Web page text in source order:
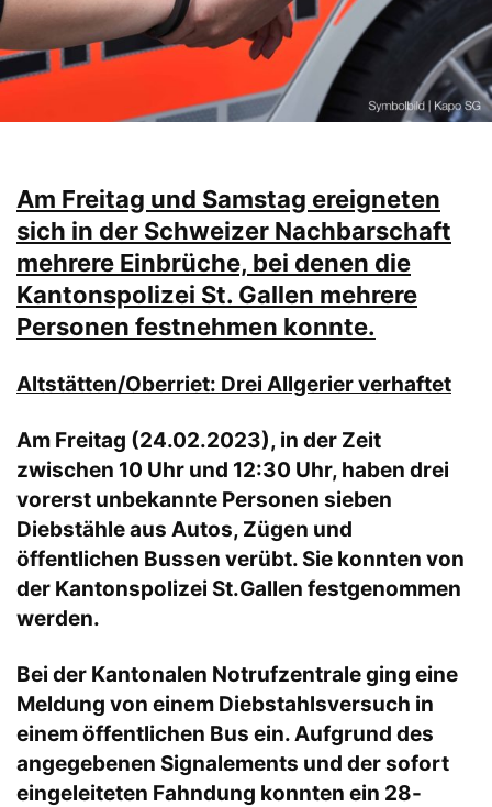
Am Freitag und Samstag ereigneten
sich in der Schweizer Nachbarschaft
mehrere Einbrüche, bei denen die
Kantonspolizei St. Gallen mehrere
Personen festnehmen konnte.
Altstätten/Oberriet: Drei Allgerier verhaftet
Am Freitag (24.02.2023), in der Zeit
zwischen 10 Uhr und 12:30 Uhr, haben drei
vorerst unbekannte Personen sieben
Diebstähle aus Autos, Zügen und
öffentlichen Bussen verübt. Sie konnten von
der Kantonspolizei St.Gallen festgenommen
werden.
Bei der Kantonalen Notrufzentrale ging eine
Meldung von einem Diebstahlsversuch in
einem öffentlichen Bus ein. Aufgrund des
angegebenen Signalements und der sofort
eingeleiteten Fahndung konnten ein 28-